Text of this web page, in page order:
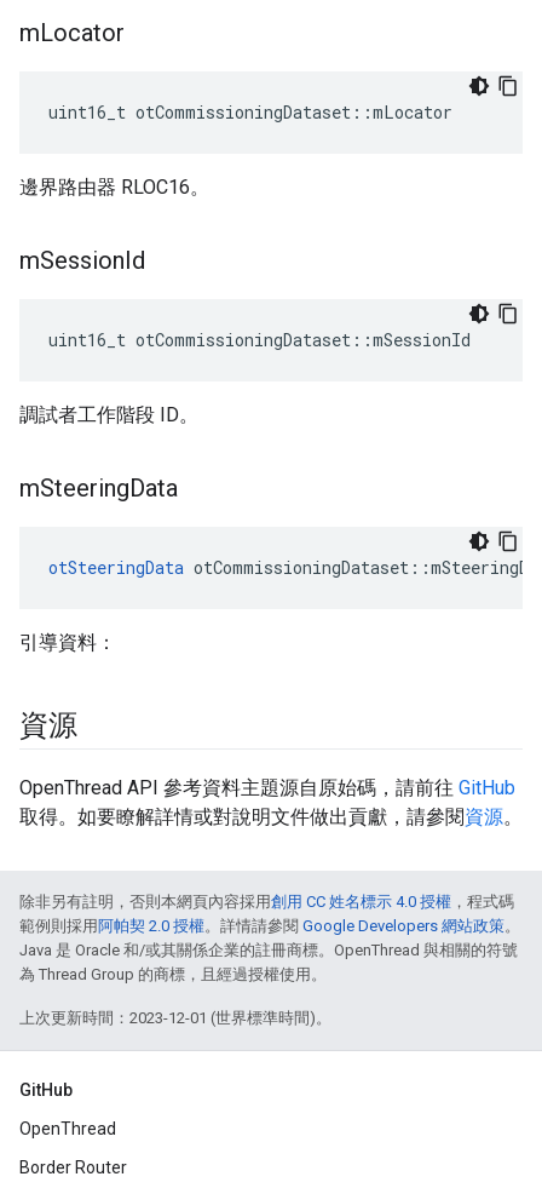
mLocator
uint16_t otCommissioningDataset ::mLocator
邊界路由器 RLOC16。
mSessionId
uint16_t otCommissioningDataset ::mSessionId
調試者工作階段 ID。
mSteeringData
otSteeringData otCommissioningDataset ::
引導資料：
資源
OpenThread API 參考資料主題源自原始碼，請前往 GitHub
取得。如要瞭解詳情或對說明文件做出貢獻，請參閱資源。
除非另有註明，否則本網頁內容採用創用 CC 姓名標示 4.0 授權 ，程式碼
範例則採用 阿帕契 2.0 授權。詳情請參閱 Google Developers 網站政策。
Java 是 Oracle 和/或其關係企業的註冊商標。OpenThread 與相關的符號
為 Thread Group 的商標，且經過授權使用。
上次更新時間：2023-12-01 (世界標準時間)。
GitHub
OpenThread
Border Router